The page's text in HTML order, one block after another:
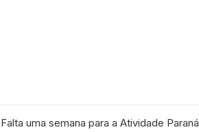
Falta uma semana para a Atividade